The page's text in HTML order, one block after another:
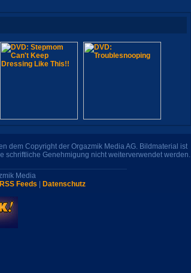
dem Copyright der Orgazmik Media AG. Bildmaterial ist
schriftliche Genehmigung nicht weiterverwendet werden.
Media
RSS Feeds Datenschutz